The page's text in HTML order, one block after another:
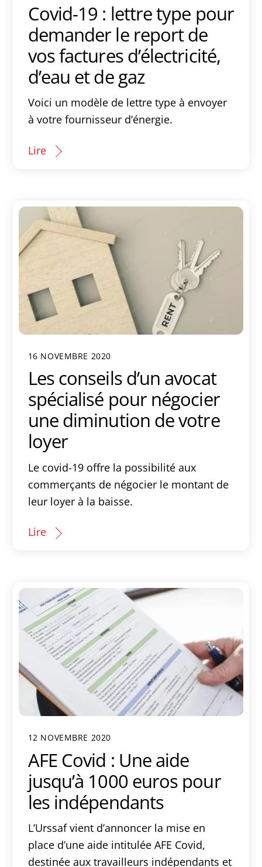
Covid-19 : lettre type pour
demander le report de
vos factures d’électricité,
d’eau et de gaz
Voici un modèle de lettre type à envoyer
à votre fournisseur d’énergie.
Lire
16 NOVEMBRE 2020
Les conseils d’un avocat
spécialisé pour négocier
une diminution de votre
loyer
Le covid-19 offre la possibilité aux
commerçants de négocier le montant de
leur loyer à la baisse.
Lire
12 NOVEMBRE 2020
AFE Covid : Une aide
jusqu’à 1000 euros pour
les indépendants
L’Urssaf vient d’annoncer la mise en
place d’une aide intitulée AFE Covid,
destinée aux travailleurs indépendants et